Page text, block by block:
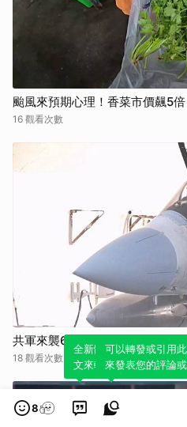
颱風來預期心理！香菜市價飆5
16 觀看次數
共軍來襲6分鐘內起飛！ 幻象
18 觀看次數
8
全新體驗！一鍵引用此
文來輕鬆表達個人立場。
可以轉發或引用
來發表您的評論或